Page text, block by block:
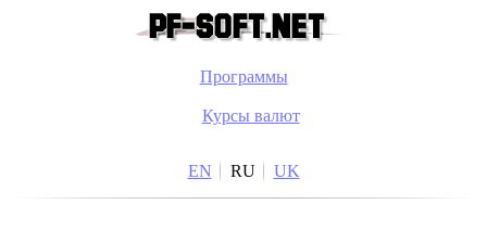
Программы
Курсы валют
EN RU UK